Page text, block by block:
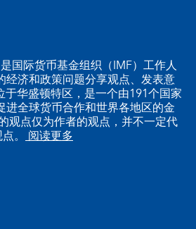
国际货币基金组织（IMF）工作人
经济和政策问题分享观点、发表意
于华盛顿特区，是一个由191个国家
进全球货币合作和世界各地区的金
观点仅为作者的观点，并不一定代
。 阅读更多